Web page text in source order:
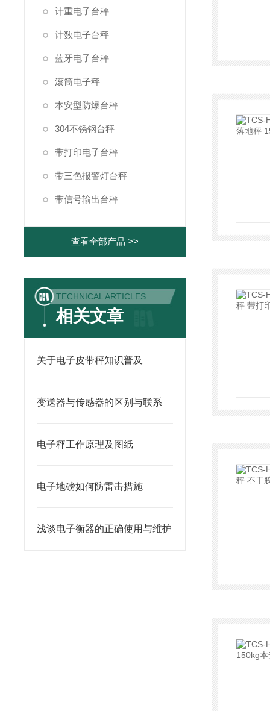
计重电子台秤
计数电子台秤
蓝牙电子台秤
滚筒电子秤
本安型防爆台秤
304不锈钢台秤
带打印电子台秤
带三色报警灯台秤
带信号输出台秤
查看全部产品 >>
TECHNICAL ARTICLES
相关文章
关于电子皮带秤知识普及
变送器与传感器的区别与联系
电子秤工作原理及图纸
电子地磅如何防雷击措施
浅谈电子衡器的正确使用与维护